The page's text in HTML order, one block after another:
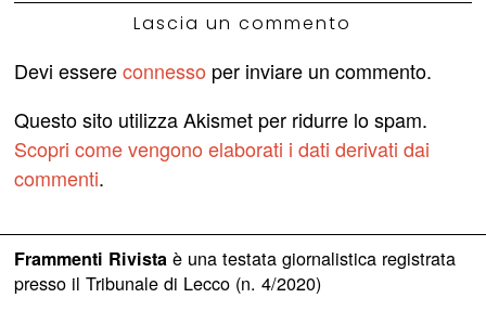
Lascia un commento
Devi essereconnesso per inviare un commento.
Questo sito utilizza Akismet per ridurre lo spam.
Scopri come vengono elaborati i dati derivati dai
commenti.
Frammenti Rivistaè una testata giornalistica registrata
presso il Tribunale di Lecco (n. 4/2020)